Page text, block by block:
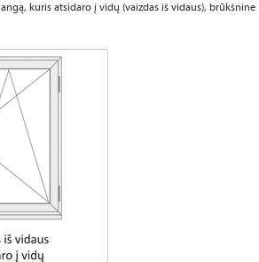
kuris atsidaro į vidų (vaizdas iš vidaus), brūkšnine